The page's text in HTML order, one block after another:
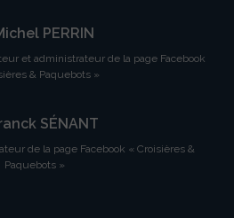
PERRIN
et administrateur de la page Facebook
& Paquebots »
SÉNANT
de la page Facebook « Croisières &
Paquebots »